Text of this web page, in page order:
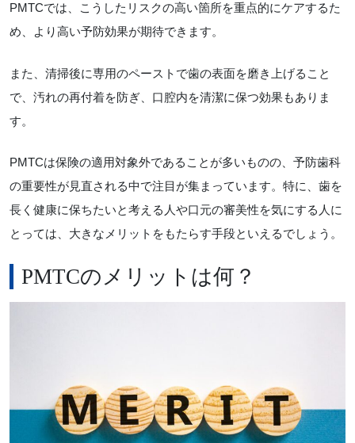
PMTCでは、こうしたリスクの高い箇所を重点的にケアするた
め、より高い予防効果が期待できます。
また、清掃後に専用のペーストで歯の表面を磨き上げること
で、汚れの再付着を防ぎ、口腔内を清潔に保つ効果もありま
す。
PMTCは保険の適用対象外であることが多いものの、予防歯科
の重要性が見直される中で注目が集まっています。特に、歯を
長く健康に保ちたいと考える人や口元の審美性を気にする人に
とっては、大きなメリットをもたらす手段といえるでしょう。
PMTCのメリットは何？